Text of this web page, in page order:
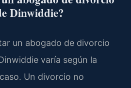
Dinwiddie?
un abogado de divorcio
varía según la
Un divorcio no